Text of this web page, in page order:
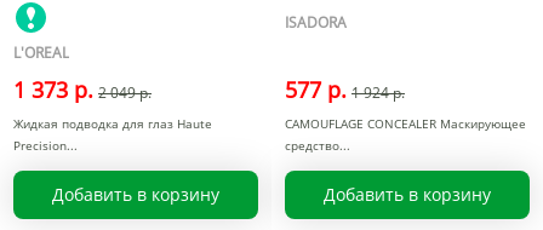
L'OREAL
1 373 р. 2 049 р.
Жидкая подводка для глаз Haute
Precision
Добавить в корзину
ISADORA
577 р. 1 924 р.
CAMOUFLAGE CONCEALER Маскирующее
средство
Добавить в корзину